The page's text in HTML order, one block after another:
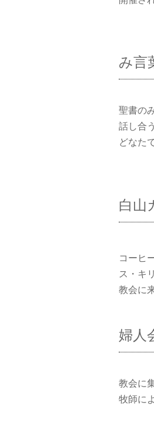
み言
聖書の
話し合
どなた
白山
コーヒ
ス・キ
教会に
婦人
教会に
牧師に